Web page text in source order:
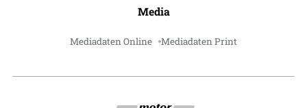
Media
Mediadaten Online Mediadaten Print